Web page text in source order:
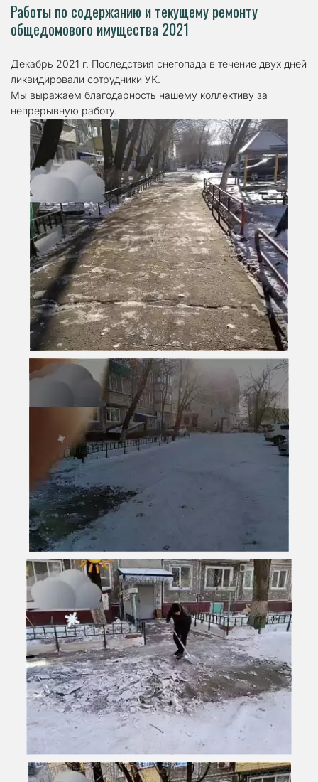
Работы по содержанию и текущему ремонту
общедомового имущества 2021
Декабрь 2021 г. Последствия снегопада в течение двух дней
ликвидировали сотрудники УК.
Мы выражаем благодарность нашему коллективу за
непрерывную работу.